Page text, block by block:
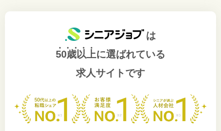
は
50歳以上に選ばれている
求人サイトです